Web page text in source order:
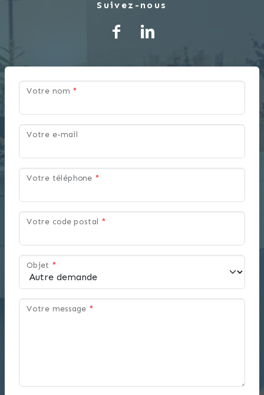
Suivez-nous
Votre nom *
Votre e-mail
Votre téléphone *
Votre code postal *
Objet *
Votre message *